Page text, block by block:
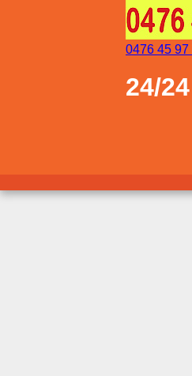
0476 45 97
24/